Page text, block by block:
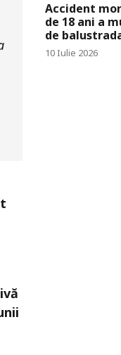
Accident
de 18 ani a
de
10 Iulie 2026